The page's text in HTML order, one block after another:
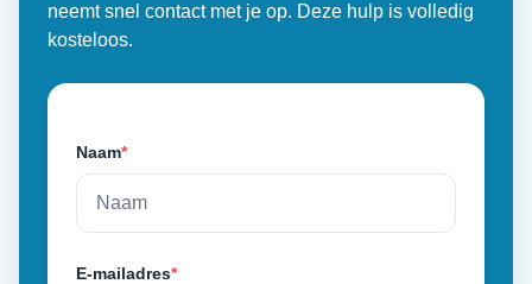
neemt snel contact met je op. Deze hulp is volledig
kosteloos.
Naam*
E-mailadres*